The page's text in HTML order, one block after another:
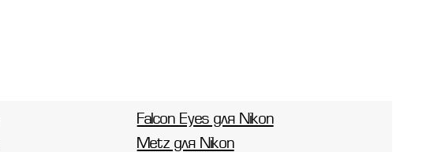
Falcon Eyes для Nikon
Metz для Nikon